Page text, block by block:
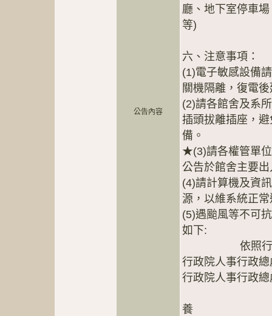
公告內容
廳、地下室停車
等)
六、注意事項：
(1)電子敏感設備
關機隔離，復電
(2)請各館舍及系
插頭拔離插座，
備。
★(3)請各權管單
公告於館舍主要
(4)請計算機及資
源，以維系統正
(5)遇颱風等不可
如下:
依照行政院
行政院人事行政
行政院人事行政
養